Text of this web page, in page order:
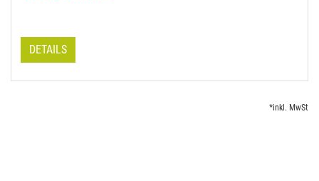
DETAILS
*inkl. MwSt